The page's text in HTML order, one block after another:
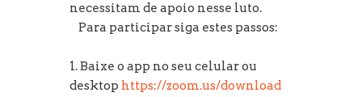
necessitam de apoio nesse luto.
⠀Para participar siga estes passos:
1. Baixe o app no seu celular ou
desktop https://zoom.us/download